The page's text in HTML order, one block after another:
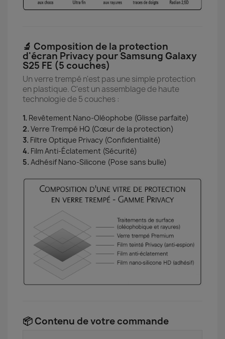
🔬 Composition de la protection
d'écran Privacy pour Samsung Galaxy
S25 FE (5 couches)
Un verre trempé n'est pas une simple protection
en plastique. C'est un assemblage de haute
technologie de 5 couches :
1. Revêtement Nano-Oléophobe (Glisse parfaite)
2. Verre Trempé HQ (Cœur de la protection)
3. Filtre Optique Privacy (Confidentialité)
4. Film Anti-Éclatement (Sécurité)
5. Adhésif Nano-Silicone (Pose sans bulle)
📦 Contenu de votre commande